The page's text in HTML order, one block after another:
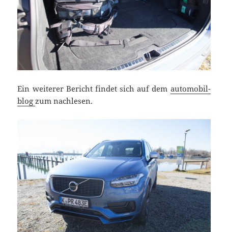
Ein weiterer Bericht findet sich auf dem automobil-
blogzum nachlesen.